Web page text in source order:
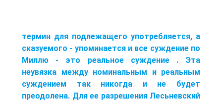
термин для подлежащего употребляется, а
сказуемого - упоминается и все суждение по
Миллю - это реальное суждение . Эта
неувязка между номинальным и реальным
суждением так никогда и не будет
преодолена. Для ее разрешения Лесьневский